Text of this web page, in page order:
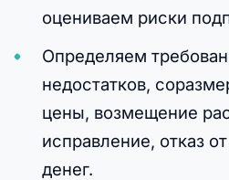
оцениваем риски
Определяем
недостатков,
цены, возмещение
исправление, отказ
денег.